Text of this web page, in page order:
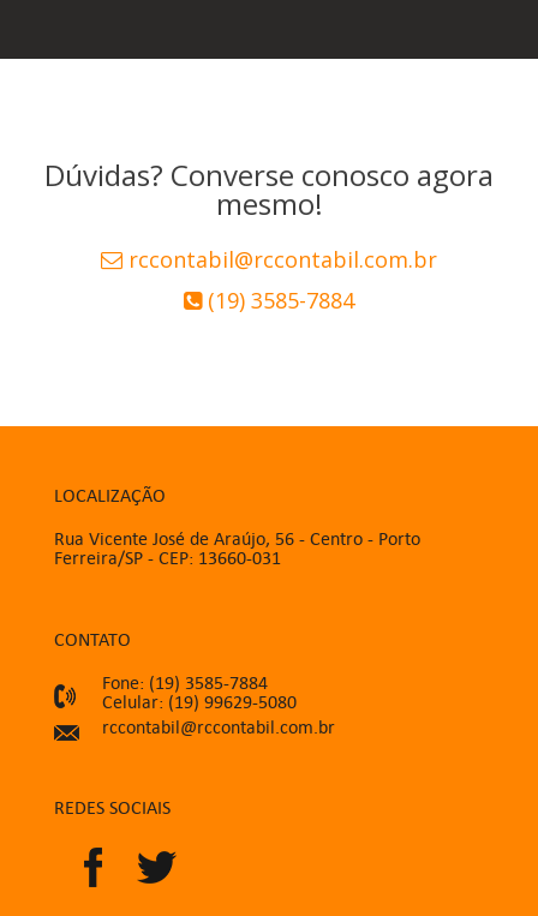
Dúvidas? Converse conosco agora
mesmo!
rccontabil@rccontabil.com.br
(19) 3585-7884
LOCALIZAÇÃO
Rua Vicente José de Araújo, 56 - Centro - Porto
Ferreira/SP - CEP: 13660-031
CONTATO
Fone: (19) 3585-7884
Celular: (19) 99629-5080
rccontabil@rccontabil.com.br
REDES SOCIAIS